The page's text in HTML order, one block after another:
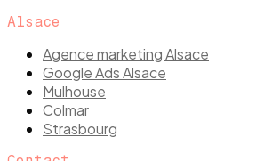
Alsace
Agence marketing Alsace
Google Ads Alsace
Mulhouse
Colmar
Strasbourg